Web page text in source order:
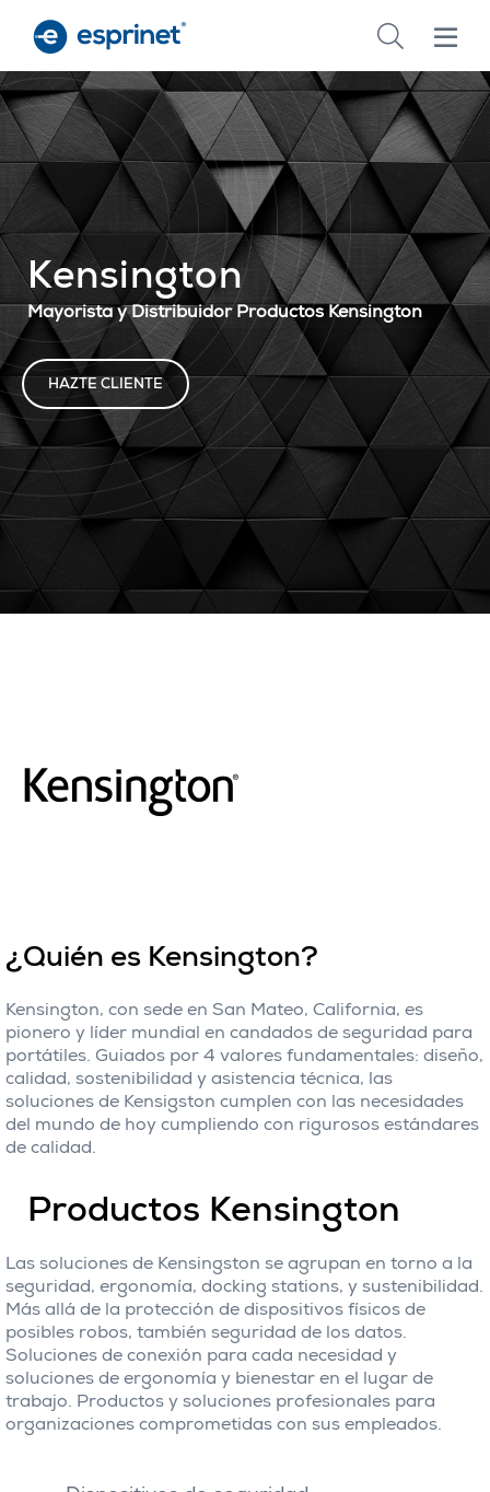
main
content
Kensington
Mayorista y Distribuidor Productos Kensington
HAZTE CLIENTE
¿Quién es Kensington?
Kensington, con sede en San Mateo, California, es
pionero y líder mundial en candados de seguridad para
portátiles. Guiados por 4 valores fundamentales: diseño,
calidad, sostenibilidad y asistencia técnica, las
soluciones de Kensigston cumplen con las necesidades
del mundo de hoy cumpliendo con rigurosos estándares
de calidad.
Productos Kensington
Las soluciones de Kensingston se agrupan en torno a la
seguridad, ergonomía, docking stations, y sustenibilidad.
Más allá de la protección de dispositivos físicos de
posibles robos, también seguridad de los datos.
Soluciones de conexión para cada necesidad y
soluciones de ergonomía y bienestar en el lugar de
trabajo. Productos y soluciones profesionales para
organizaciones comprometidas con sus empleados.